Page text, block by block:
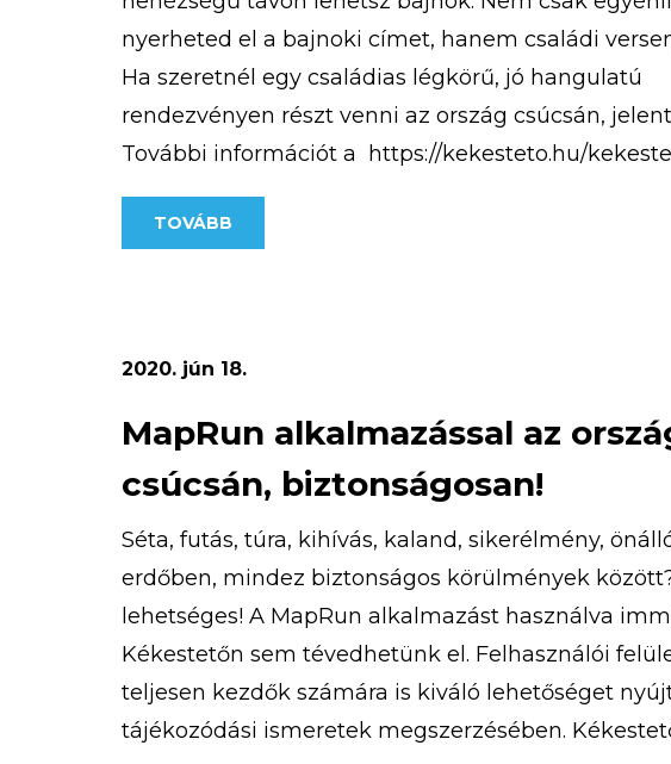
nyerheted el a bajnoki címet, hanem családi
Ha szeretnél egy családias légkörű, jó hangulatú
rendezvényen részt venni az ország csúcsán,
További információt a https://kekesteto.hu/
terepfuto-verseny/ weboldalon találsz. Számítunk
magasan a legjobb!
TOVÁBB
2020. jún 18.
MapRun alkalmazással az
csúcsán, biztonságosan!
Séta, futás, túra, kihívás, kaland, sikerélmény,
erdőben, mindez biztonságos körülmények
lehetséges! A MapRun alkalmazást használva
Kékestetőn sem tévedhetünk el. Felhasználói
teljesen kezdők számára is kiváló lehetőséget
tájékozódási ismeretek megszerzésében.